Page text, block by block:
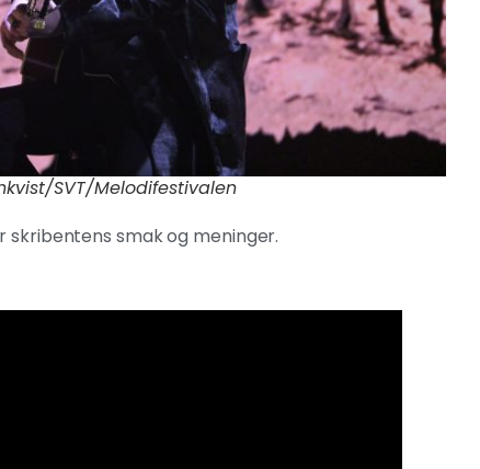
SVT/Melodifestivalen
smak og meninger.